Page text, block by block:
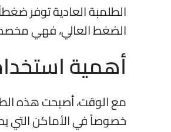
الطلمبة العادية توفر
الضغط العالي، فهي
أهمية
مع الوقت، أصبحت هذه
خصوصاً في الأماكن التي